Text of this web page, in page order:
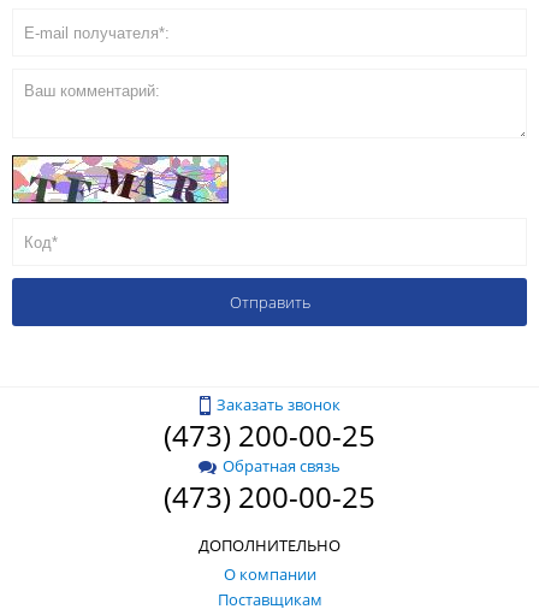
Заказать звонок
(473) 200-00-25
Обратная связь
(473) 200-00-25
ДОПОЛНИТЕЛЬНО
О компании
Поставщикам